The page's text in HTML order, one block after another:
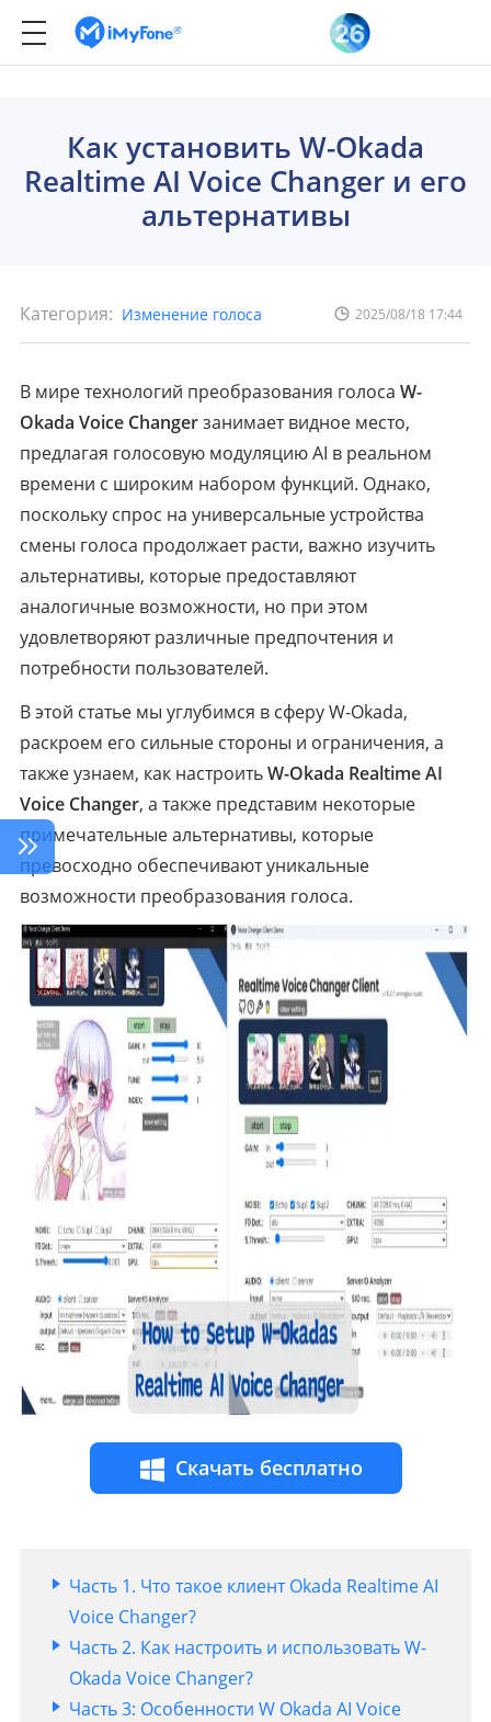
Как установить W-Okada
Realtime AI Voice Changer и его
альтернативы
Категория: Изменение голоса 2025/08/18 17:44
В мире технологий преобразования голоса W-
Okada Voice Changerзанимает видное место,
предлагая голосовую модуляцию AI в реальном
времени с широким набором функций. Однако,
поскольку спрос на универсальные устройства
смены голоса продолжает расти, важно изучить
альтернативы, которые предоставляют
аналогичные возможности, но при этом
удовлетворяют различные предпочтения и
потребности пользователей.
В этой статье мы углубимся в сферу W-Okada,
раскроем его сильные стороны и ограничения, а
также узнаем, как настроитьW-Okada Realtime AI
Voice Changer, а также представим некоторые
примечательные альтернативы, которые
превосходно обеспечивают уникальные
возможности преобразования голоса.
Скачать бесплатно
Часть 1. Что такое клиент Okada Realtime AI
Voice Changer?
Часть 2. Как настроить и использовать W-
Okada Voice Changer?
Часть 3: Особенности W Okada AI Voice